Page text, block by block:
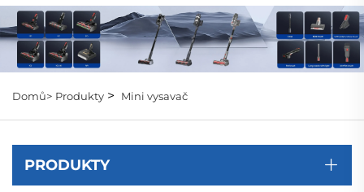
Domů> Produkty > Mini vysavač
PRODUKTY